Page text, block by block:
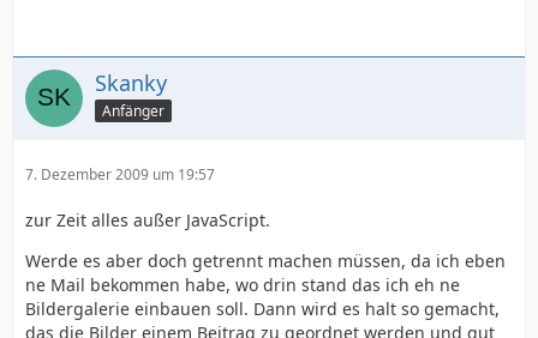
Skanky
Anfänger
7. Dezember 2009 um 19:57
zur Zeit alles außer JavaScript.
Werde es aber doch getrennt machen müssen, da ich eben
ne Mail bekommen habe, wo drin stand das ich eh ne
Bildergalerie einbauen soll. Dann wird es halt so gemacht,
das die Bilder einem Beitrag zu geordnet werden und gut